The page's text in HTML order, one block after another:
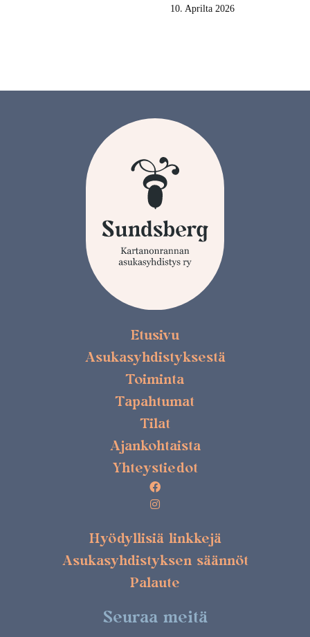
10. Aprilta 2026
Etusivu
Asukasyhdistyksestä
Toiminta
Tapahtumat
Tilat
Ajankohtaista
Yhteystiedot
Hyödyllisiä linkkejä
Asukasyhdistyksen säännöt
Palaute
Seuraa meitä